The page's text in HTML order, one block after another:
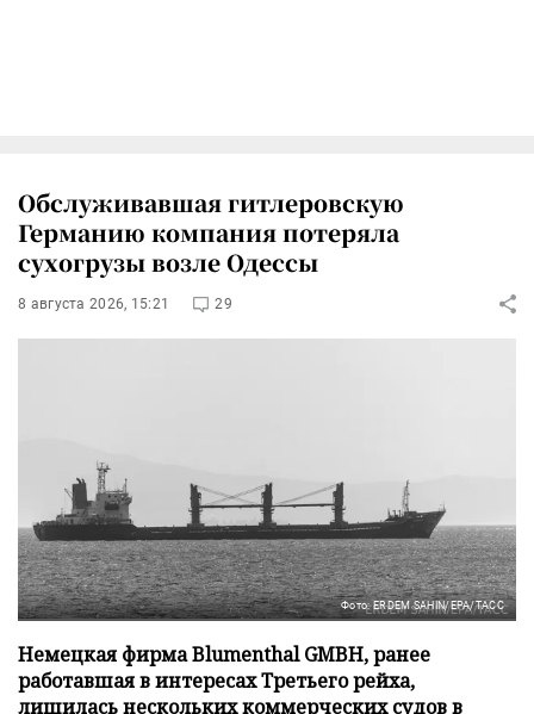
Обслуживавшая гитлеровскую
Германию компания потеряла
сухогрузы возле Одессы
8 августа 2026, 15:21 29
Фото: ERDEM SAHIN/EPA/ТАСС
Немецкая фирма Blumenthal GMBH, ранее
работавшая в интересах Третьего рейха,
лишилась нескольких коммерческих судов в